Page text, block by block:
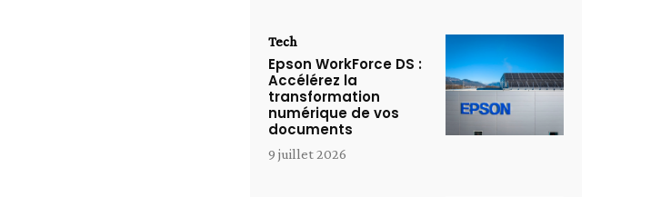
Tech
Epson WorkForce DS :
Accélérez la
transformation
numérique de vos
documents
9 juillet 2026